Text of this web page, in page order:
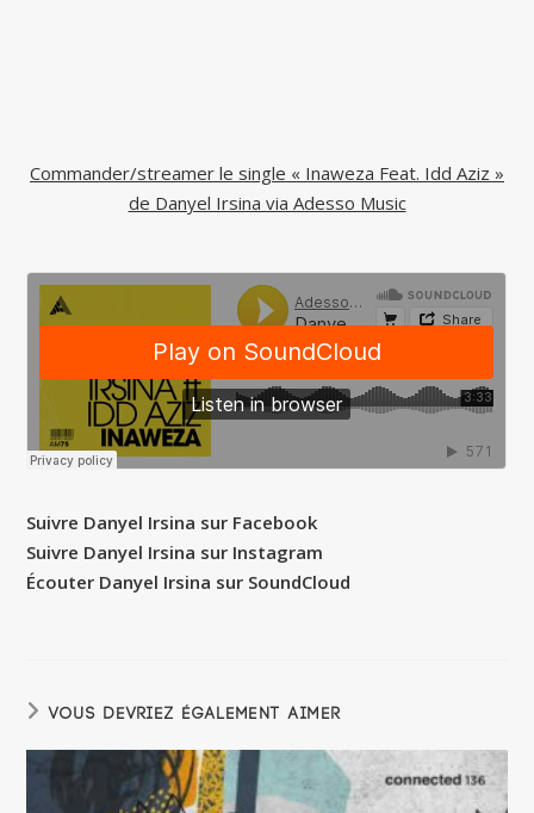
Commander/streamer le single « Inaweza Feat. Idd Aziz »
de Danyel Irsina via Adesso Music
Suivre Danyel Irsina sur Facebook
Suivre Danyel Irsina sur Instagram
Écouter Danyel Irsina sur SoundCloud
VOUS DEVRIEZ ÉGALEMENT AIMER